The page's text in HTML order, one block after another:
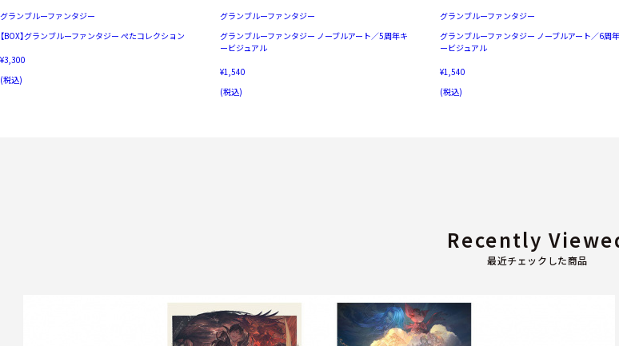
グランブルーファンタジー
【BOX】グランブルーファンタジー ぺたコレクション
¥3,300
(税込)
グランブルーファンタジー
グランブルーファンタジー ノーブルアート／5周年キ
ービジュアル
¥1,540
(税込)
グランブルーファンタジー
グランブルーファンタジー ノーブルアート／6周
ービジュアル
¥1,540
(税込)
最近チェックした商品
Recently